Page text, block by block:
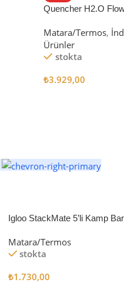
Quencher H2.O
Matara/Termos,
Ürünler
stokta
₺3.929,00
Igloo StackMate 5’li Kamp
Matara/Termos
stokta
₺1.730,00